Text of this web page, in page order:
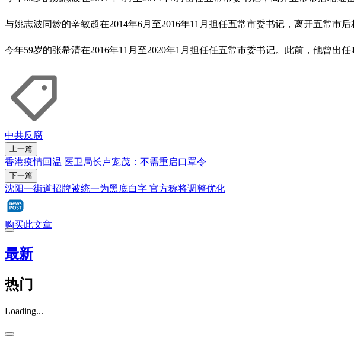
与姚志波同龄的辛敏超在2014年6月至2016年11月担任五常市委书记，离开五常市
今年59岁的张希清在2016年11月至2020年1月担任任五常市委书记。此前，他曾出
中共反腐
上一篇
香港疫情回温 医卫局长卢宠茂：不需重启口罩令
下一篇
沈阳一街道招牌被统一为黑底白字 官方称将调整优化
购买此文章
最新
热门
Loading...